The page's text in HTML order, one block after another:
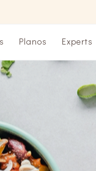
Planos Experts